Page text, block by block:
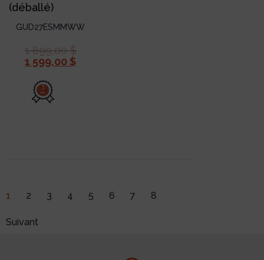
(déballé)
GUD27ESMMWW
1 899,00$
1 599,00 $
3
ans
1 2 3 4 5 6 7 8
Suivant